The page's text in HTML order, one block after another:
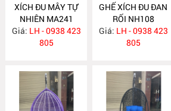
XÍCH ĐU MÂY TỰ
NHIÊN MA241
Giá: LH - 0938 423
805
GHẾ XÍCH ĐU ĐAN
RỐI NH108
Giá: LH - 0938 423
805